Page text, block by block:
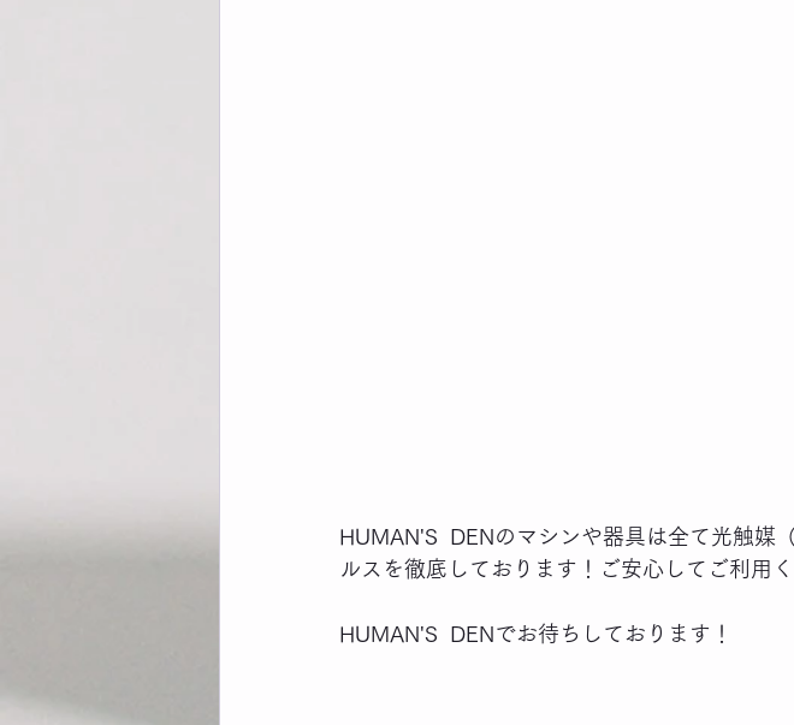
HUMAN'S  DENのマシンや器具は全て光触媒
ルスを徹底しております！ご安心してご利用く
HUMAN'S  DENでお待ちしております！